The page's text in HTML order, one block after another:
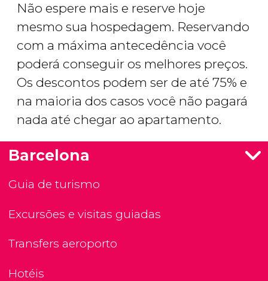
Não espere mais e reserve hoje
mesmo sua hospedagem. Reservando
com a máxima antecedência você
poderá conseguir os melhores preços.
Os descontos podem ser de até 75% e
na maioria dos casos você não pagará
nada até chegar ao apartamento.
Barcelona
Guia de turismo
Excursões e visitas guiadas
Transfers aeroporto
Hotéis